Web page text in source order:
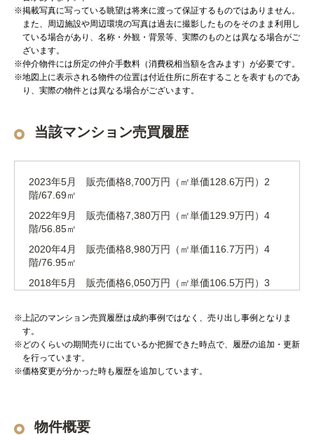
※掲載写真に写っている眺望は将来に渡って保証するものではありません。
また、周辺施設や周辺環境の写真は過去に撮影したものをそのまま利用し
ている場合があり、名称・外観・背景等、実際のものとは異なる場合がご
ざいます。
※仲介物件には所定の仲介手数料（消費税相当額を含みます）が必要です。
※地図上に表示される物件の位置は付近住所に所在することを表すものであ
り、実際の物件とは異なる場合がございます。
当該マンション売買履歴
2023年5月 販売価格8,700万円（㎡単価128.6万円）2
階/67.69㎡
2022年9月 販売価格7,380万円（㎡単価129.9万円）4
階/56.85㎡
2020年4月 販売価格8,980万円（㎡単価116.7万円）4
階/76.95㎡
2018年5月 販売価格6,050万円（㎡単価106.5万円）3
2017年2月 販売価格6,840万円（㎡単価101.1万円）4
階/67.69㎡
2014年5月 販売価格6,080万円（㎡単価89.9万円）7
階/67.69㎡
※上記のマンション売買履歴は成約事例ではなく、売り出し事例となりま
す。
※どのくらいの期間売りに出ているか把握できた時点で、履歴の追加・更新
を行っています。
※価格変更が分かった時も履歴を追加しています。
物件概要